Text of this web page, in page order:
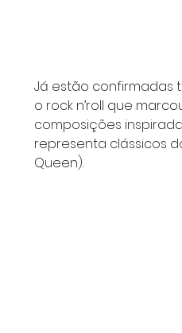
Já estão confirmadas
o rock n’roll que
composições
representa clássicos
Queen).